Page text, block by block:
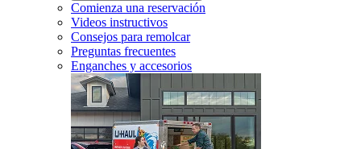
Comienza una reservación
Videos instructivos
Consejos para remolcar
Preguntas frecuentes
Enganches y accesorios